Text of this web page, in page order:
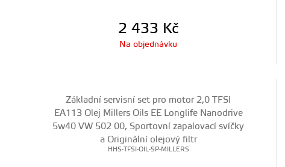
2 433 Kč
Na objednávku
Základní servisní set pro motor 2,0 TFSI
EA113 Olej Millers Oils EE Longlife Nanodrive
5w40 VW 502 00, Sportovní zapalovací svíčky
a Originální olejový filtr
HHS-TFSI-OIL-SP-MILLERS